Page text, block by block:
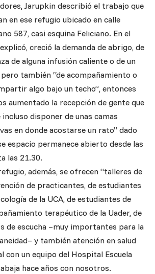
Jarupkin describió el trabajo que
en ese refugio ubicado en calle
587, casi esquina Feliciano. En el
creció la demanda de abrigo, de
de alguna infusión caliente o de un
también “de acompañamiento o
algo bajo un techo”, entonces
aumentado la recepción de gente que
incluso disponer de unas camas
en donde acostarse un rato” dado
espacio permanece abierto desde las
las 21.30.
además, se ofrecen “talleres de
de practicantes, de estudiantes
de la UCA, de estudiantes de
terapéutico de la Uader, de
de escucha –muy importantes para la
y también atención en salud
con un equipo del Hospital Escuela
hace años con nosotros.